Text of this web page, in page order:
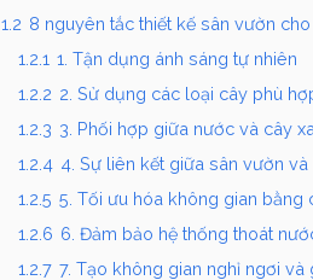
1.2 8 nguyên tắc thiết kế sân vườn
1.2.1 1. Tận dụng ánh sáng tự nhiên
1.2.2 2. Sử dụng các loại cây phù
1.2.3 3. Phối hợp giữa nước và cây
1.2.4 4. Sự liên kết giữa sân vườn
1.2.5 5. Tối ưu hóa không gian bằng
1.2.6 6. Đảm bảo hệ thống thoát
1.2.7 7. Tạo không gian nghỉ ngơi và